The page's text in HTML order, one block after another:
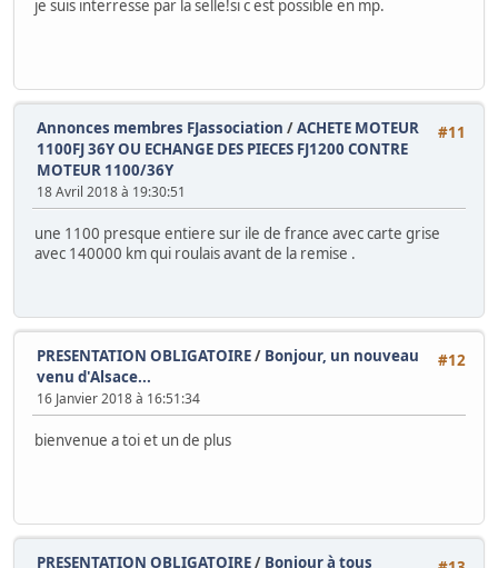
je suis interresse par la selle!si c est possible en mp.
#11
Annonces membres FJassociation /ACHETE MOTEUR
1100FJ 36Y OU ECHANGE DES PIECES FJ1200 CONTRE
MOTEUR 1100/36Y
18 Avril 2018 à 19:30:51
une 1100 presque entiere sur ile de france avec carte grise
avec 140000 km qui roulais avant de la remise .
#12
PRESENTATION OBLIGATOIRE/ Bonjour, un nouveau
venu d'Alsace...
16 Janvier 2018 à 16:51:34
bienvenue a toi et un de plus
PRESENTATION OBLIGATOIRE/ Bonjour à tous